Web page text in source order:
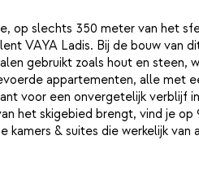
op slechts 350 meter van het
VAYA Ladis. Bij de bouw van
gebruikt zoals hout en steen,
appartementen, alle met
voor een onvergetelijk verblijf
het skigebied brengt, vind je
kamers & suites die werkelijk van
of terras met uitzicht op de